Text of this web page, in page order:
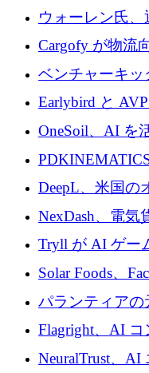
ェントの立ち
ウォーレン氏
めに1,000万ユ
Cargofy が物流
万ドルを獲得
ベンチャーキッ
ユーロでMinisa
Earlybird と
重用途の成長
OneSoil、AI を
大に​​ 100 万ユー
200 万ユーロを
DeepL、米国の
ーミング事業
NexDash、電気
EIT Urban
Tryll が AI ゲー
ースし、60 万
Solar Foods、
ーロの資金調
パランティア
ズ スタートアッ
を調達
Flagright、AI
ームを拡張する
NeuralTrust、